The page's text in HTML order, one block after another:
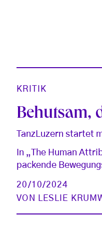
KRITIK
Behutsam,
TanzLuzern startet
In „The Human
packende
20/10/2024
VON
LESLIE